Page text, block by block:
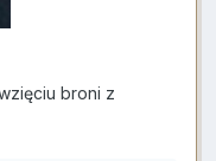
broni z